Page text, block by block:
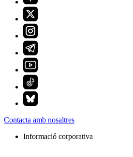
Contacta amb nosaltres
Informació corporativa